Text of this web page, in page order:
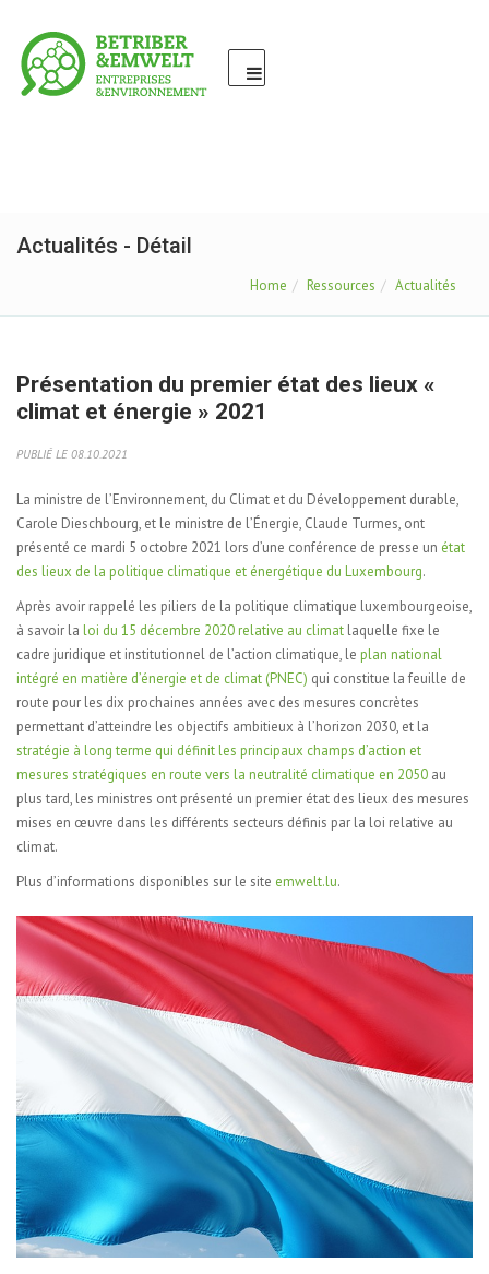
Actualités - Détail
Home Ressources Actualités
Présentation du premier état des lieux «
climat et énergie » 2021
PUBLIÉ LE 08.10.2021
La ministre de l’Environnement, du Climat et du Développement durable,
Carole Dieschbourg, et le ministre de l’Énergie, Claude Turmes, ont
présenté ce mardi 5 octobre 2021 lors d’une conférence de presse un état
des lieux de la politique climatique et énergétique du Luxembourg.
Après avoir rappelé les piliers de la politique climatique luxembourgeoise,
à savoir la loi du 15 décembre 2020 relative au climat laquelle fixe le
cadre juridique et institutionnel de l’action climatique, le plan national
intégré en matière d’énergie et de climat (PNEC) qui constitue la feuille de
route pour les dix prochaines années avec des mesures concrètes
permettant d’atteindre les objectifs ambitieux à l’horizon 2030, et la
stratégie à long terme qui définit les principaux champs d’action et
mesures stratégiques en route vers la neutralité climatique en 2050 au
plus tard, les ministres ont présenté un premier état des lieux des mesures
mises en œuvre dans les différents secteurs définis par la loi relative au
climat.
Plus d’informations disponibles sur le site emwelt.lu.